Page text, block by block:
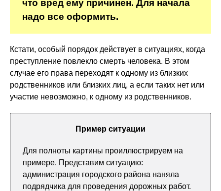
что вред ему причинен. Для начала
надо все оформить.
Кстати, особый порядок действует в ситуациях, когда
преступление повлекло смерть человека. В этом
случае его права переходят к одному из близких
родственников или близких лиц, а если таких нет или
участие невозможно, к одному из родственников.
Пример ситуации
Для полноты картины проиллюстрируем на
примере. Представим ситуацию:
администрация городского района наняла
подрядчика для проведения дорожных работ.